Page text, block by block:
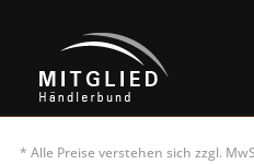
* Alle Preise verstehen sich zzgl.